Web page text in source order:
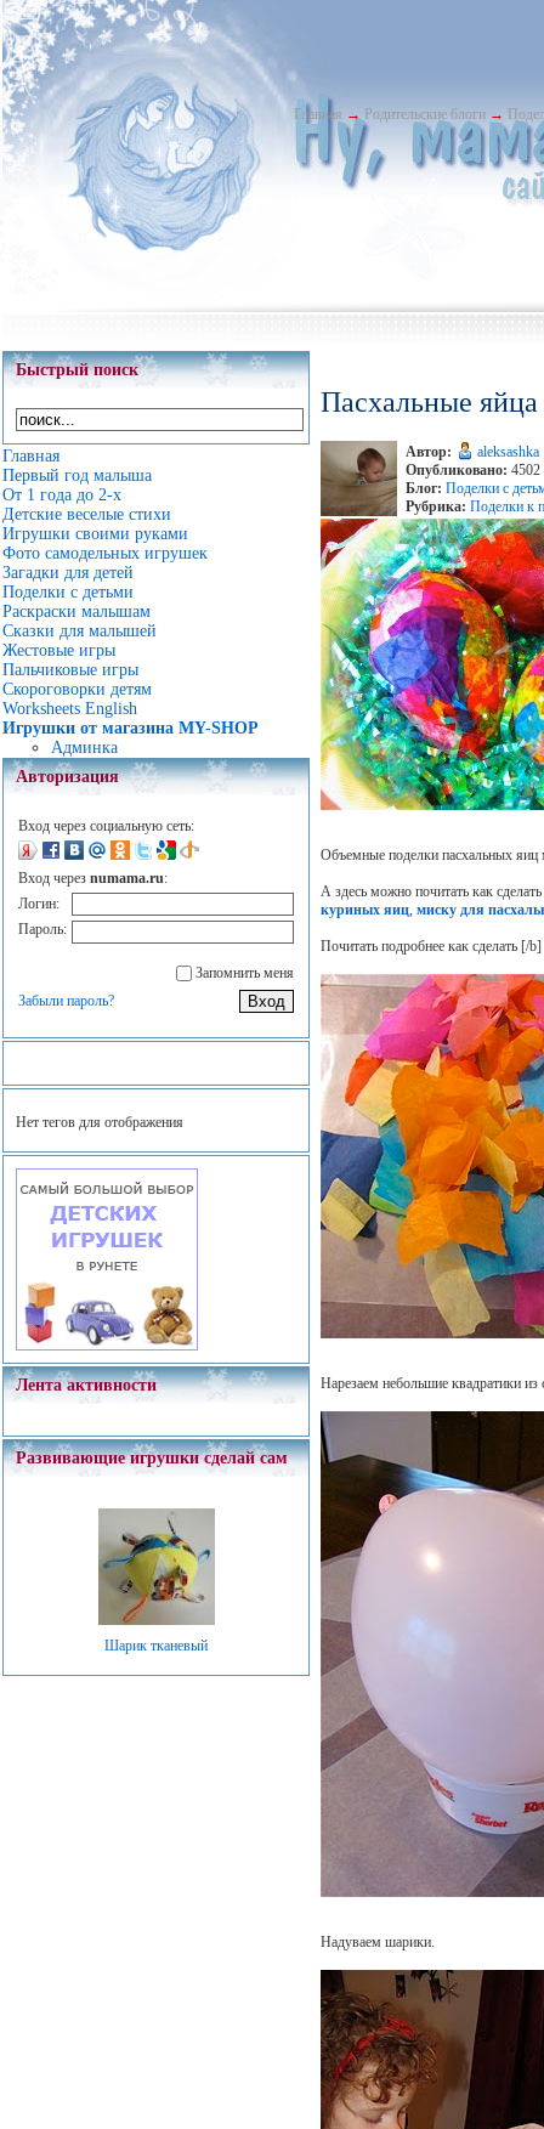
Главная → Родительские блоги →
Быстрый поиск
Главная
Первый год малыша
От 1 года до 2-х
Детские веселые стихи
Игрушки своими руками
Фото самодельных игрушек
Загадки для детей
Поделки с детьми
Раскраски малышам
Сказки для малышей
Жестовые игры
Пальчиковые игры
Скороговорки детям
Worksheets English
Игрушки от магазина MY-SHOP
Админка
Авторизация
Вход через социальную сеть:
Вход через numama.ru:
Логин:
Пароль:
Запомнить меня
Забыли пароль?
Нет тегов для отображения
Лента активности
Развивающие игрушки сделай сам
Шарик тканевый
Пасхальные
Автор:
aleksashka
Опубликовано: 4502
Блог: Поделки с
Рубрика: Поделки к
Объемные поделки пасхальных
А здесь можно почитать как сделать
куриных яиц, миску для
Почитать подробнее как сделать [/b]
Нарезаем небольшие квадратики из
Надуваем шарики.